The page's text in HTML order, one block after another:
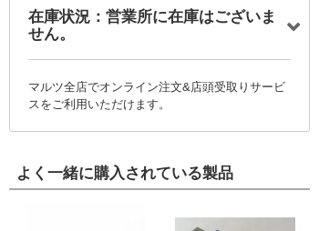
在庫状況：営業所に在庫はございま
せん。
マルツ全店でオンライン注文&店頭受取りサービ
スをご利用いただけます。
よく一緒に購入されている製品